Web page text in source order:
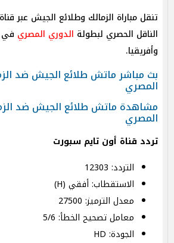
تنقل مباراة الزمالك وطلائع الجيش عبر
الناقل الحصري لبطولة الدوري المصري في
وأفريقيا.
بث مباشر ماتش طلائع الجيش ضد
المصري
مشاهدة ماتش طلائع الجيش ضد
المصري
تردد قناة أون تايم سبورت
التردد: 12303
الاستقطاب: أفقي (H)
معدل الترميز: 27500
معامل تصحيح الخطأ: 5/6
الجودة: HD